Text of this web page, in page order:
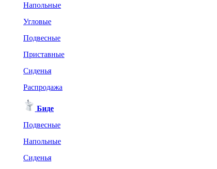
Напольные
Угловые
Подвесные
Приставные
Сиденья
Распродажа
Биде
Подвесные
Напольные
Сиденья